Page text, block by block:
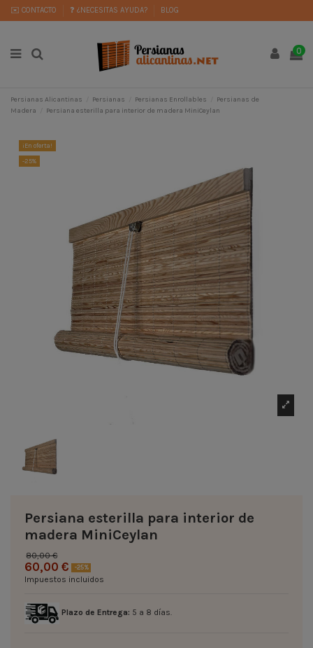
✉️ CONTACTO ❓ ¿NECESITAS AYUDA? BLOG
0
Persianas Alicantinas Persianas Persianas Enrollables
Persianas de
Madera
Persiana esterilla para interior de madera MiniCeylan
¡En oferta!
-25%
Persiana esterilla para interior de
madera MiniCeylan
80,00 €
60,00 € -25%
Impuestos incluidos
Plazo de Entrega: 5 a 8 días.